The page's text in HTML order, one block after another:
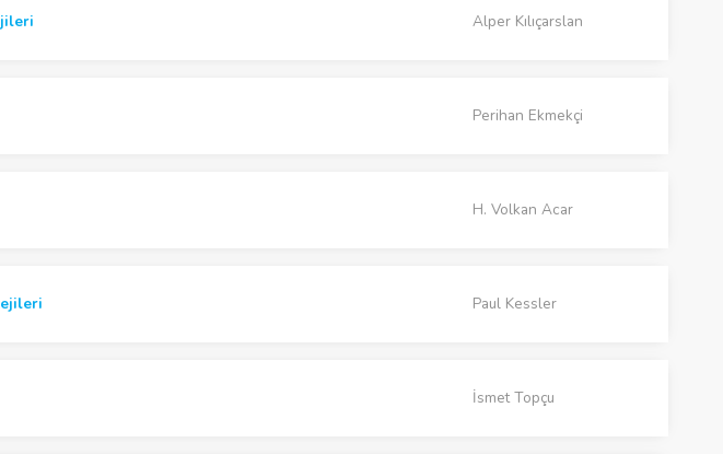
Alper Kılıçarslan
Perihan Ekmekçi
H. Volkan Acar
Paul Kessler
İsmet Topçu